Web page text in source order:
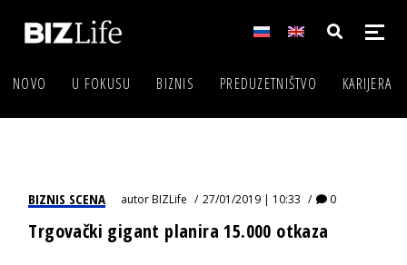
NOVO U FOKUSU BIZNIS PREDUZETNIŠTVO KARIJERA
BIZNIS SCENA autorBIZLife 27/01/2019 | 10:33 0
Trgovački gigant planira 15.000 otkaza